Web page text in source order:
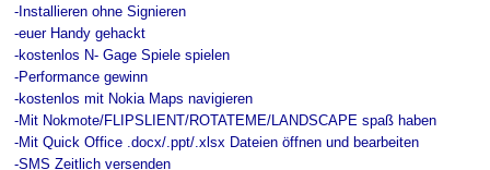
-Installieren ohne Signieren
-euer Handy gehackt
-kostenlos N- Gage Spiele spielen
-Performance gewinn
-kostenlos mit Nokia Maps navigieren
-Mit Nokmote/FLIPSLIENT/ROTATEME/LANDSCAPE spaß haben
-Mit Quick Office .docx/.ppt/.xlsx Dateien öffnen und bearbeiten
-SMS Zeitlich versenden